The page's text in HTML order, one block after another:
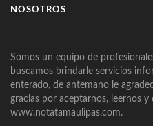
NOSOTROS
Somos un equipo de
buscamos brindarle servicios
enterado, de antemano le
gracias por aceptarnos, leernos y
www.notatamaulipas.com.